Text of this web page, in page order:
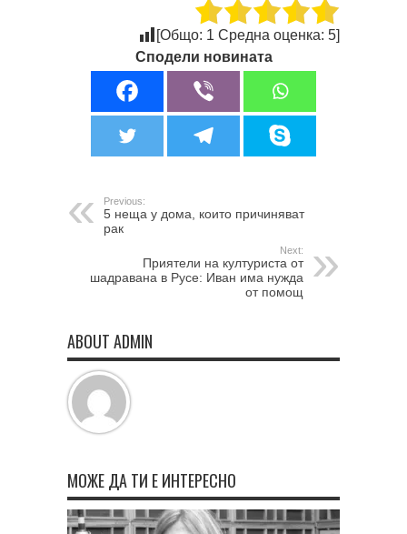
[Общо: 1 Средна оценка: 5]
Сподели новината
Previous:
5 неща у дома, които причиняват
рак
Next:
Приятели на културиста от
шадравана в Русе: Иван има нужда
от помощ
ABOUT ADMIN
МОЖЕ ДА ТИ Е ИНТЕРЕСНО